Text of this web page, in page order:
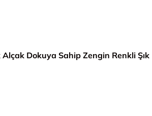
Dokuya Sahip Zengin Renkli Şık